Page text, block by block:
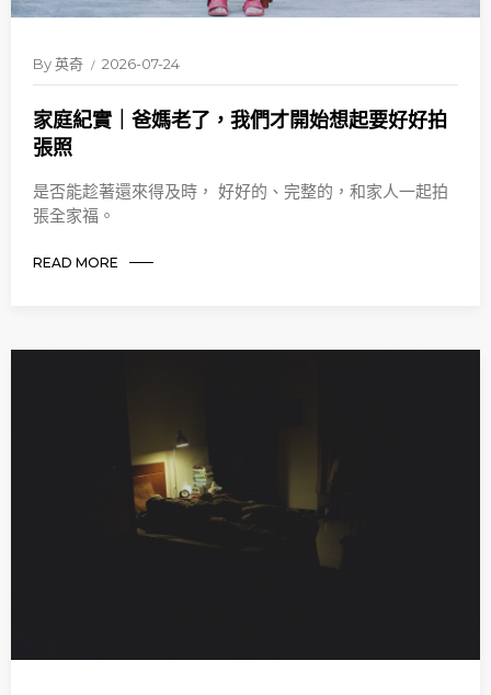
By英奇 2026-07-24
家庭紀實｜爸媽老了，我們才開始想起要好好拍
張照
是否能趁著還來得及時， 好好的、完整的，和家人一起拍
張全家福。
READ MORE